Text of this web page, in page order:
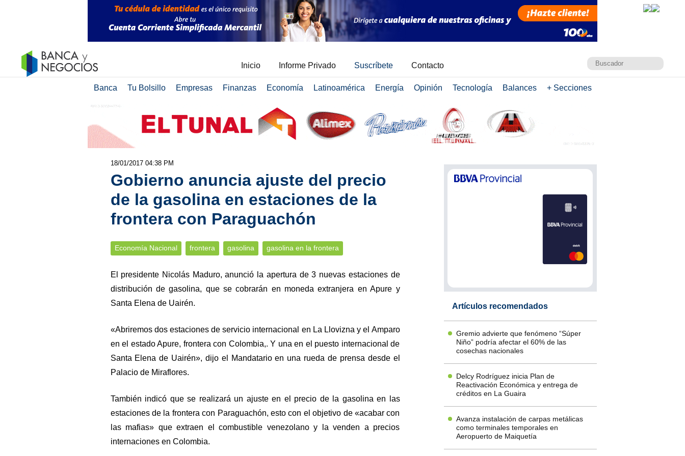
Inicio Informe Privado Suscríbete Contacto
Banca Tu Bolsillo Empresas Finanzas Economía Latinoamérica Energía Opinión Tecnología Balances + Secciones
18/01/2017 04:38 PM
Gobierno anuncia ajuste del precio
de la gasolina en estaciones de la
frontera con Paraguachón
Economía Nacional frontera gasolina gasolina en la frontera
El presidente Nicolás Maduro, anunció la apertura de 3 nuevas estaciones de
distribución de gasolina, que se cobrarán en moneda extranjera en Apure y
Santa Elena de Uairén.
«Abriremos dos estaciones de servicio internacional en La Llovizna y el Amparo
en el estado Apure, frontera con Colombia,. Y una en el puesto internacional de
Santa Elena de Uairén», dijo el Mandatario en una rueda de prensa desde el
Palacio de Miraflores.
También indicó que se realizará un ajuste en el precio de la gasolina en las
estaciones de la frontera con Paraguachón, esto con el objetivo de «acabar con
las mafias» que extraen el combustible venezolano y la venden a precios
internaciones en Colombia.
Artículos recomendados
Gremio advierte que fenómeno “Súper
Niño” podría afectar el 60% de las
cosechas nacionales
Delcy Rodríguez inicia Plan de
Reactivación Económica y entrega de
créditos en La Guaira
Avanza instalación de carpas metálicas
como terminales temporales en
Aeropuerto de Maiquetía